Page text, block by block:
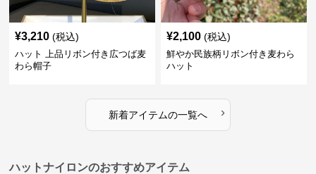
¥3,210 (税込)
ハット 上品リボン付き広つば麦
わら帽子
¥2,100 (税込)
鮮やか民族柄リボン付き麦わら
ハット
新着アイテムの一覧へ ›
ハットナイロンのおすすめアイテム